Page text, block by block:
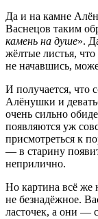
Да и на камне
Васнецов таким
камень на душе».
жёлтые листья,
не начавшись,
И получается, что
Алёнушки и
очень сильно
появляются уж
присмотреться к
— в старину
неприлично.
Но картина всё же
не безнадёжное.
ласточек, а они —